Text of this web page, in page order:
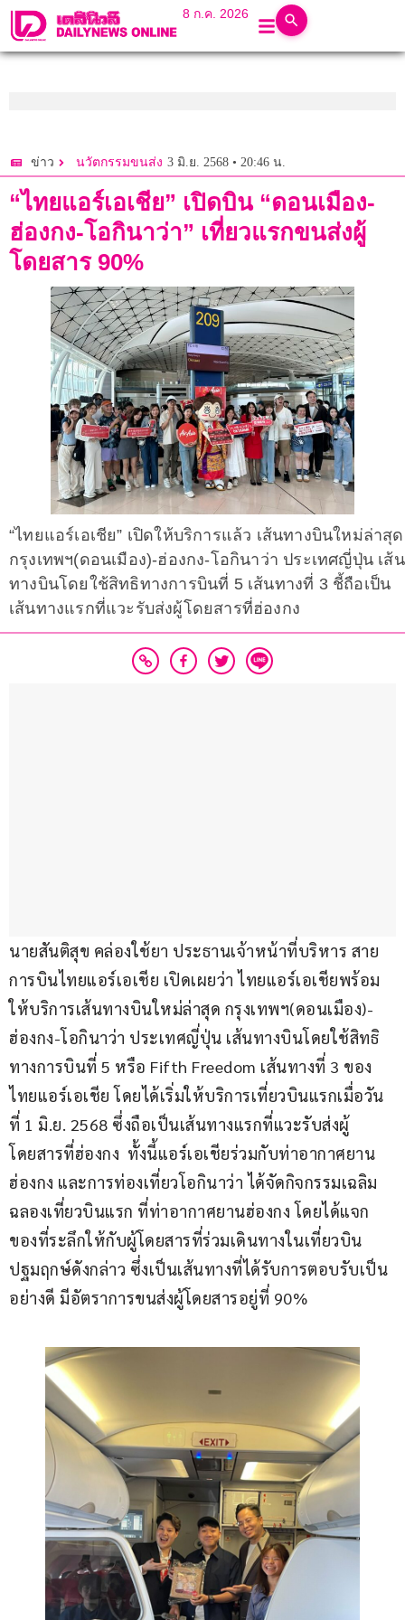
8 ก.ค. 2026
ข่าว นวัตกรรมขนส่ง 3 มิ.ย. 2568 • 20:46 น.
“ไทยแอร์เอเชีย” เปิดบิน “ดอนเมือง-
ฮ่องกง-โอกินาว่า” เที่ยวแรกขนส่งผู้
โดยสาร 90%
“ไทยแอร์เอเชีย” เปิดให้บริการแล้ว เส้นทางบินใหม่ล่าสุด
กรุงเทพฯ(ดอนเมือง)-ฮ่องกง-โอกินาว่า ประเทศญี่ปุ่น เส้น
ทางบินโดยใช้สิทธิทางการบินที่ 5 เส้นทางที่ 3 ชี้ถือเป็น
เส้นทางแรกที่แวะรับส่งผู้โดยสารที่ฮ่องกง
นายสันติสุข คล่องใช้ยา ประธานเจ้าหน้าที่บริหาร สาย
การบินไทยแอร์เอเชีย เปิดเผยว่า ไทยแอร์เอเชียพร้อม
ให้บริการเส้นทางบินใหม่ล่าสุด กรุงเทพฯ(ดอนเมือง)-
ฮ่องกง-โอกินาว่า ประเทศญี่ปุ่น เส้นทางบินโดยใช้สิทธิ
ทางการบินที่ 5 หรือ Fifth Freedom เส้นทางที่ 3 ของ
ไทยแอร์เอเชีย โดยได้เริ่มให้บริการเที่ยวบินแรกเมื่อวัน
ที่ 1 มิ.ย. 2568 ซึ่งถือเป็นเส้นทางแรกที่แวะรับส่งผู้
โดยสารที่ฮ่องกง  ทั้งนี้แอร์เอเชียร่วมกับท่าอากาศยาน
ฮ่องกง และการท่องเที่ยวโอกินาว่า ได้จัดกิจกรรมเฉลิม
ฉลองเที่ยวบินแรก ที่ท่าอากาศยานฮ่องกง โดยได้แจก
ของที่ระลึกให้กับผู้โดยสารที่ร่วมเดินทางในเที่ยวบิน
ปฐมฤกษ์ดังกล่าว ซึ่งเป็นเส้นทางที่ได้รับการตอบรับเป็น
อย่างดี มีอัตราการขนส่งผู้โดยสารอยู่ที่ 90%